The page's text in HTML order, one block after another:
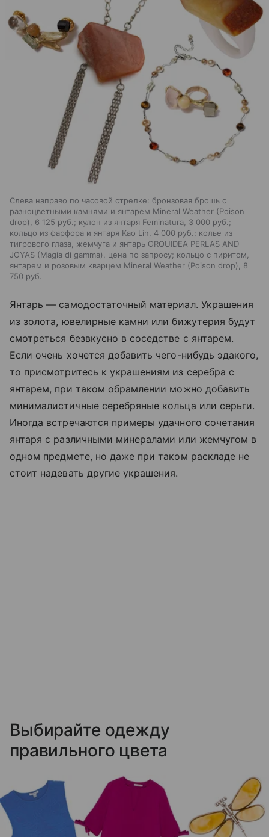
Слева направо по часовой стрелке: бронзовая брошь с
разноцветными камнями и янтарем Mineral Weather (Poison
drop), 6 125 руб.; кулон из янтаря Feminatura, 3 000 руб.;
кольцо из фарфора и янтаря Kao Lin, 4 000 руб.; колье из
тигрового глаза, жемчуга и янтарь ORQUIDEA PERLAS AND
JOYAS (Magia di gamma), цена по запросу; кольцо с пиритом,
янтарем и розовым кварцем Mineral Weather (Poison drop), 8
750 руб.
Янтарь — самодостаточный материал. Украшения
из золота, ювелирные камни или бижутерия будут
смотреться безвкусно в соседстве с янтарем.
Если очень хочется добавить чего-нибудь эдакого,
то присмотритесь к украшениям из серебра с
янтарем, при таком обрамлении можно добавить
минималистичные серебряные кольца или серьги.
Иногда встречаются примеры удачного сочетания
янтаря с различными минералами или жемчугом в
одном предмете, но даже при таком раскладе не
стоит надевать другие украшения.
Выбирайте одежду
правильного цвета